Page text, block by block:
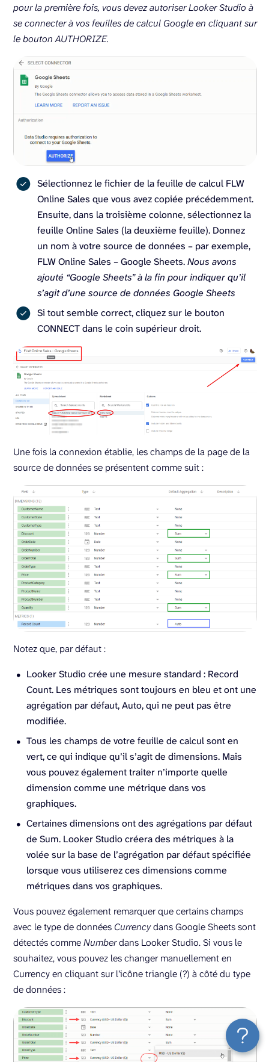
pour la première fois, vous devez autoriser Looker Studio à
se connecter à vos feuilles de calcul Google en cliquant sur
le bouton AUTHORIZE.
Sélectionnez le fichier de la feuille de calcul FLW
Online Sales que vous avez copiée précédemment.
Ensuite, dans la troisième colonne, sélectionnez la
feuille Online Sales (la deuxième feuille). Donnez
un nom à votre source de données – par exemple,
FLW Online Sales – Google Sheets.Nous avons
ajouté “Google Sheets” à la fin pour indiquer qu’il
s’agit d’une source de données Google Sheets
Si tout semble correct, cliquez sur le bouton
CONNECT dans le coin supérieur droit.
Une fois la connexion établie, les champs de la page de la
source de données se présentent comme suit :
Notez que, par défaut :
Looker Studio crée une mesure standard : Record
Count. Les métriques sont toujours en bleu et ont une
agrégation par défaut, Auto, qui ne peut pas être
modifiée.
Tous les champs de votre feuille de calcul sont en
vert, ce qui indique qu’il s’agit de dimensions. Mais
vous pouvez également traiter n’importe quelle
dimension comme une métrique dans vos
graphiques.
Certaines dimensions ont des agrégations par défaut
de Sum. Looker Studio créera des métriques à la
volée sur la base de l’agrégation par défaut spécifiée
lorsque vous utiliserez ces dimensions comme
métriques dans vos graphiques.
Vous pouvez également remarquer que certains champs
avec le type de données Currencydans Google Sheets sont
détectés commeNumberdans Looker Studio. Si vous le
souhaitez, vous pouvez les changer manuellement en
Currency en cliquant sur l’icône triangle (?) à côté du type
de données :